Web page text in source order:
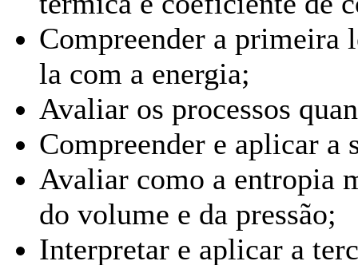
Compreender a primeira
la com a energia;
Avaliar os processos
Compreender e aplicar a
Avaliar como a entropia
do volume e da pressão;
Interpretar e aplicar a